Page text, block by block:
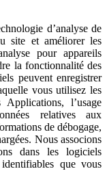
d’analyse de
site et améliorer les
pour appareils
la fonctionnalité des
peuvent enregistrer
vous utilisez les
l’usage
relatives aux
de débogage,
Nous associons
dans les logiciels
que vous